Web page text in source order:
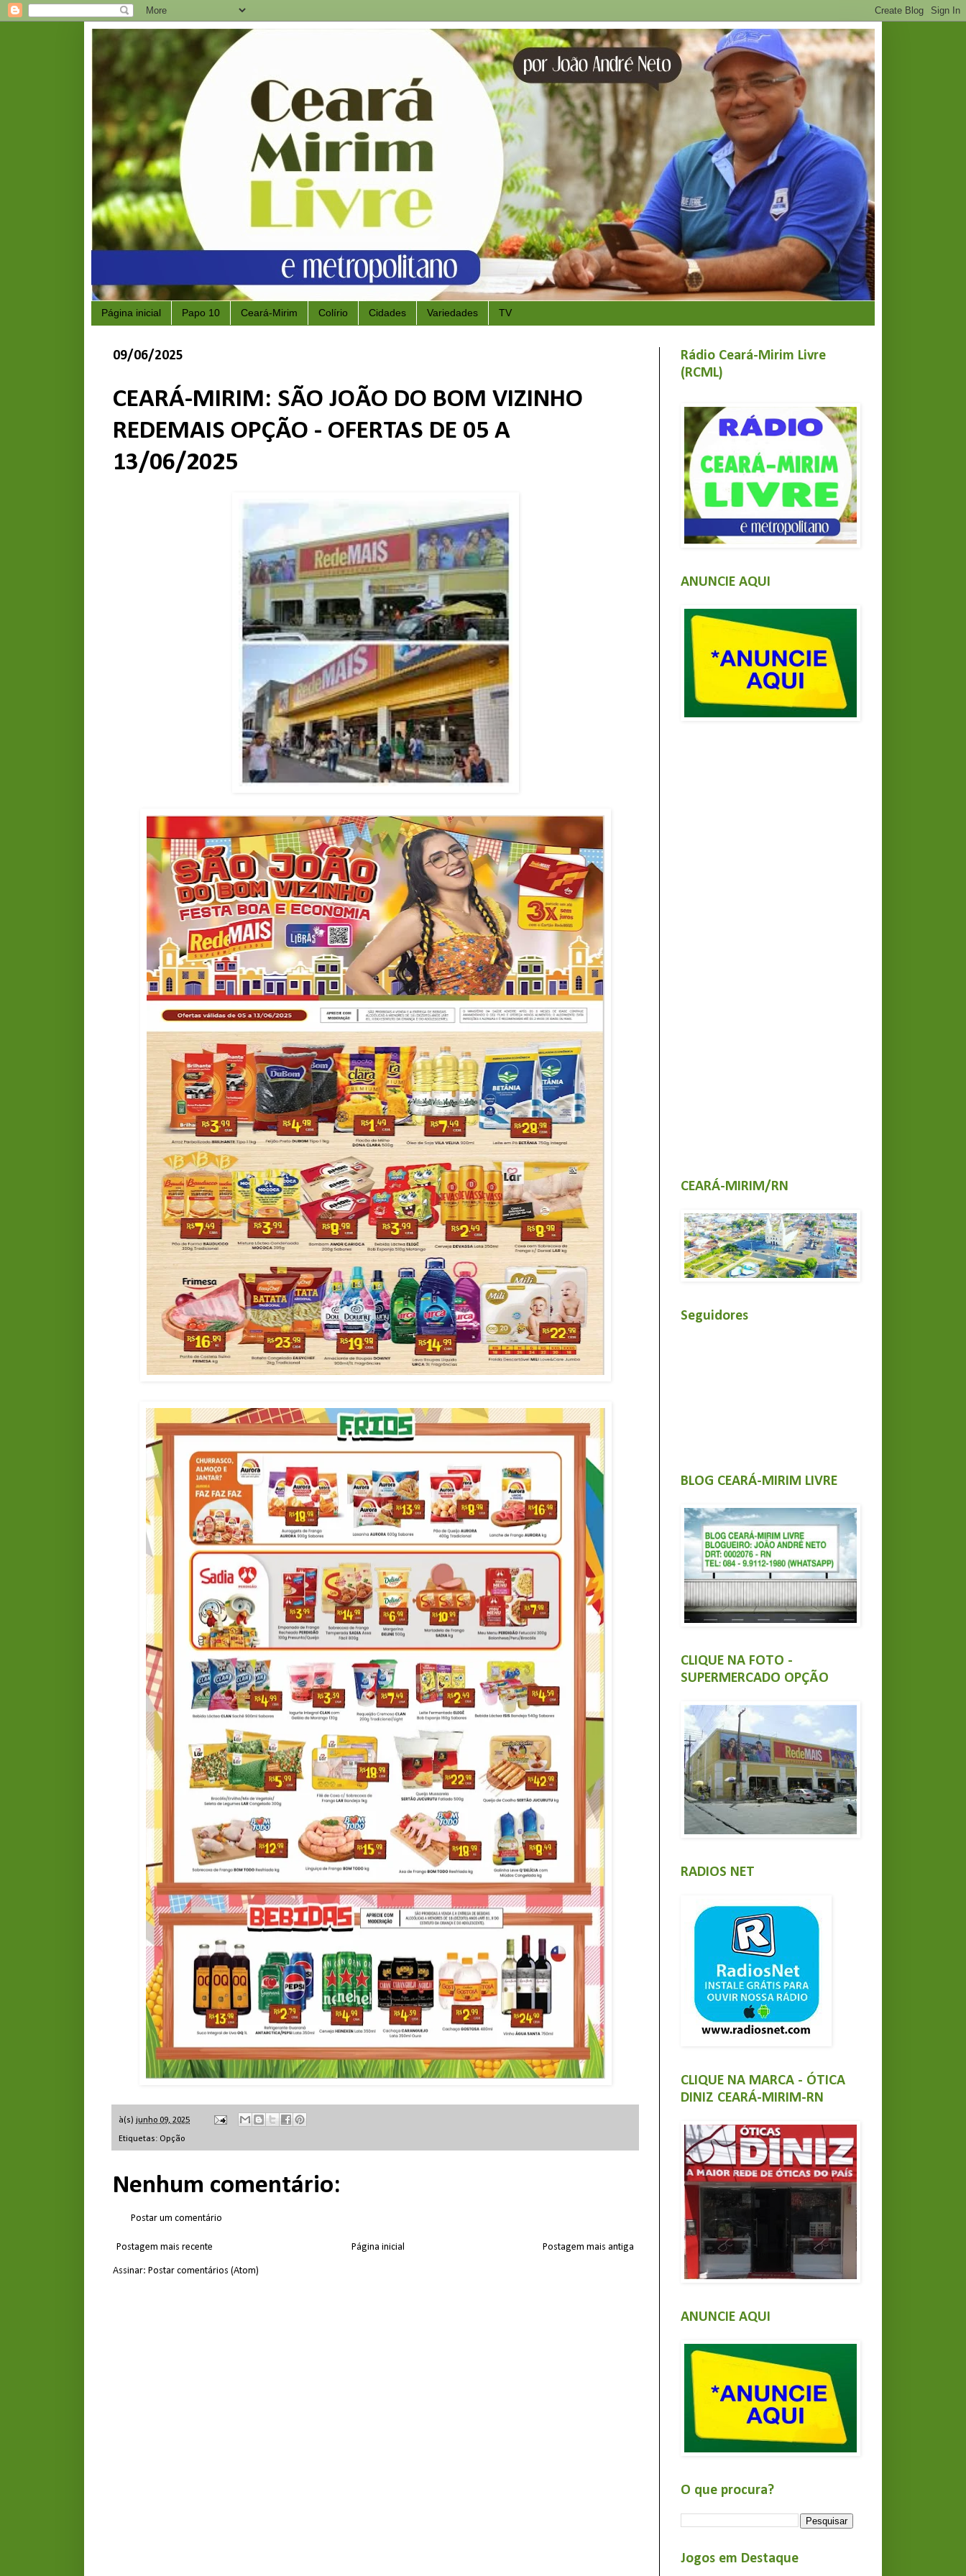
Página inicial Papo 10 Ceará-Mirim Colírio Cidades Variedades TV
09/06/2025
CEARÁ-MIRIM: SÃO JOÃO DO BOM VIZINHO
REDEMAIS OPÇÃO - OFERTAS DE 05 A
13/06/2025
à(s) junho 09, 2025
Etiquetas: Opção
Nenhum comentário:
Postar um comentário
Postagem mais recente Postagem mais antiga
Página inicial
Assinar: Postar comentários (Atom)
Rádio Ceará-Mirim Livre
(RCML)
ANUNCIE AQUI
CEARÁ-MIRIM/RN
Seguidores
BLOG CEARÁ-MIRIM LIVRE
CLIQUE NA FOTO -
SUPERMERCADO OPÇÃO
RADIOS NET
CLIQUE NA MARCA - ÓTICA
DINIZ CEARÁ-MIRIM-RN
ANUNCIE AQUI
O que procura?
Jogos em Destaque